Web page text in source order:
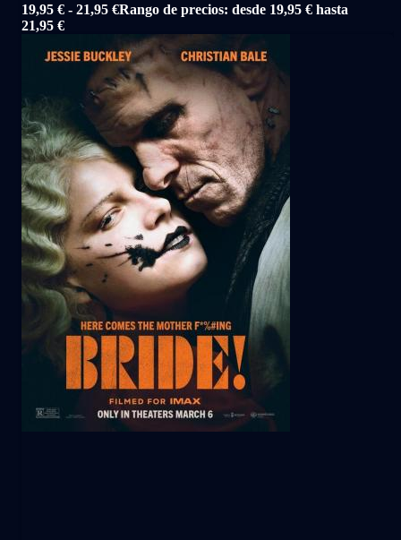
19,95 € - 21,95 €Rango de precios: desde 19,95 € hasta
21,95 €